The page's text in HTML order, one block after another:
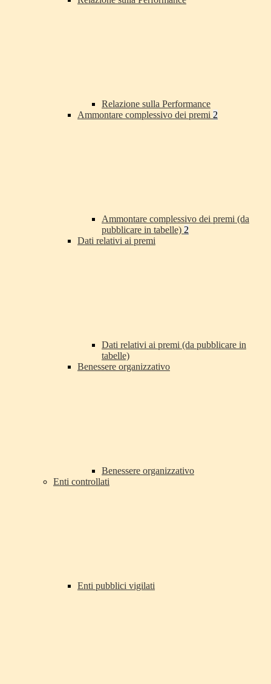
Relazione sulla Performance
Ammontare complessivo dei premi 2
Ammontare complessivo dei premi (da
pubblicare in tabelle) 2
Dati relativi ai premi
Dati relativi ai premi (da pubblicare in
tabelle)
Benessere organizzativo
Benessere organizzativo
Enti controllati
Enti pubblici vigilati